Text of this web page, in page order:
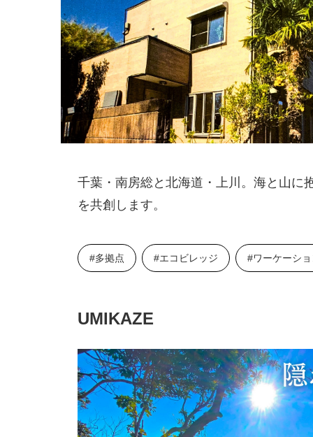
千葉・南房総と北海道・上川。海と山に
を共創します。
#多拠点 #エコビレッジ #ワーケーシ
UMIKAZE